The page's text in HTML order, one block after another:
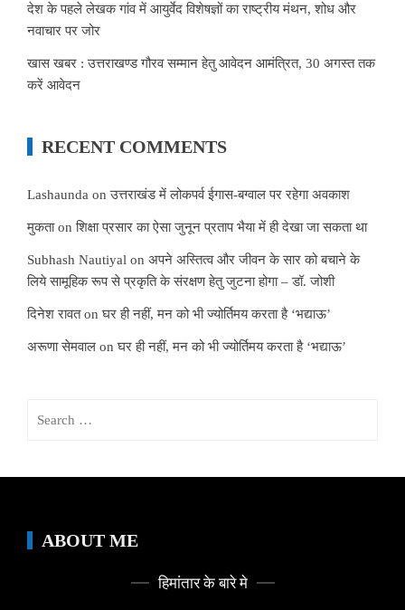
देश के पहले लेखक गांव में आयुर्वेद विशेषज्ञों का राष्ट्रीय मंथन, शोध और
नवाचार पर जोर
खास खबर : उत्तराखण्ड गौरव सम्मान हेतु आवेदन आमंत्रित, 30 अगस्त तक
करें आवेदन
RECENT COMMENTS
Lashaunda onउत्तराखंड में लोकपर्व ईगास-बग्वाल पर रहेगा अवकाश
मुकताonशिक्षा प्रसार का ऐसा जुनून प्रताप भैया में ही देखा जा सकता था
Subhash Nautiyal on अपने अस्तित्व और जीवन के सार को बचाने के
लिये सामूहिक रूप से प्रकृति के संरक्षण हेतु जुटना होगा – डॉ. जोशी
दिनेश रावतonघर ही नहीं, मन को भी ज्योर्तिमय करता है ‘भद्याऊ’
अरूणा सेमवाल onघर ही नहीं, मन को भी ज्योर्तिमय करता है ‘भद्याऊ’
ABOUT ME
हिमांतार के बारे मे